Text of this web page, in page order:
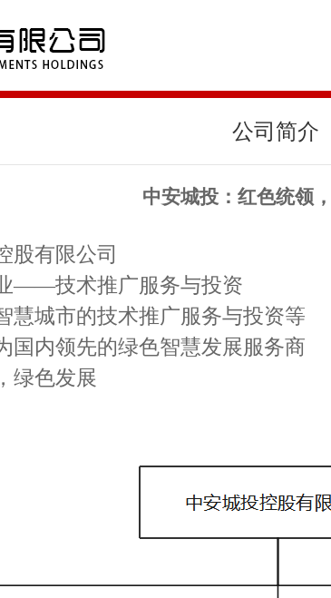
公司简介
中安城投：红色统领
股有限公司
——技术推广服务与投资
慧城市的技术推广服务与投资等
国内领先的绿色智慧发展服务商
绿色发展